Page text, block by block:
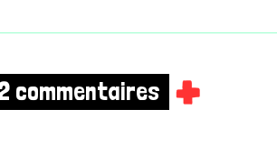
commentaires